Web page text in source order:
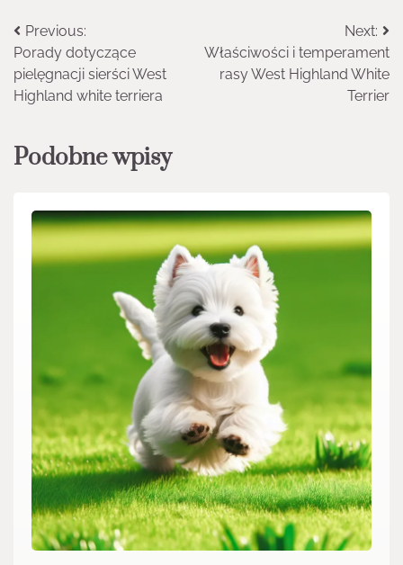
Nawigacja
wpisu
Previous:
Porady dotyczące
pielęgnacji sierści West
Highland white terriera
Next:
Właściwości i temperament
rasy West Highland White
Terrier
Podobne wpisy